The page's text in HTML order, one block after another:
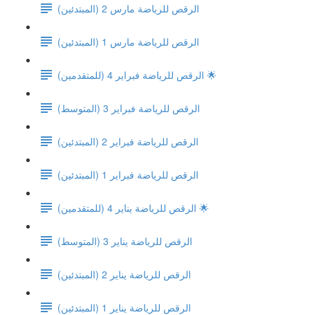
الرقص للرياضة مارس 2 (المبتدئين)
الرقص للرياضة مارس 1 (المبتدئين)
الرقص للرياضة فبراير 4 (للمتقدمين) 🌟
(الرقص للرياضة فبراير 3 (المتوسط
الرقص للرياضة فبراير 2 (المبتدئين)
الرقص للرياضة فبراير 1 (المبتدئين)
الرقص للرياضة يناير 4 (للمتقدمين) 🌟
(الرقص للرياضة يناير 3 (المتوسط
الرقص للرياضة يناير 2 (المبتدئين)
الرقص للرياضة يناير 1 (المبتدئين)